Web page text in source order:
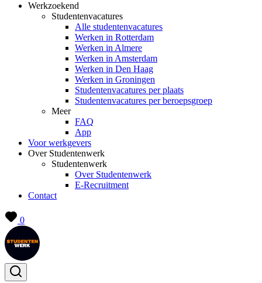
Werkzoekend
Studentenvacatures
Alle studentenvacatures
Werken in Rotterdam
Werken in Almere
Werken in Amsterdam
Werken in Den Haag
Werken in Groningen
Studentenvacatures per plaats
Studentenvacatures per beroepsgroep
Meer
FAQ
App
Voor werkgevers
Over Studentenwerk
Studentenwerk
Over Studentenwerk
E-Recruitment
Contact
0